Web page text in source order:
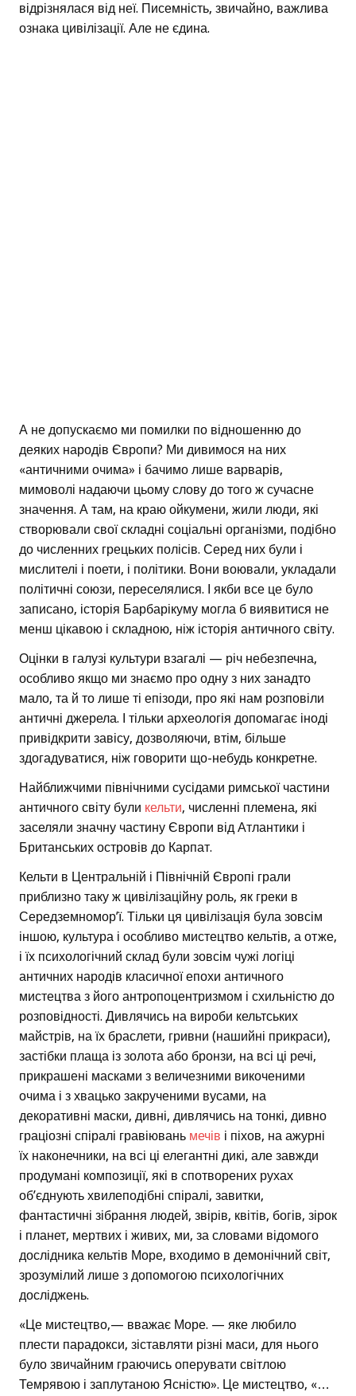
відрізнялася від неї. Писемність, звичайно, важлива
ознака цивілізації. Але не єдина.
А не допускаємо ми помилки по відношенню до
деяких народів Європи? Ми дивимося на них
«античними очима» і бачимо лише варварів,
мимоволі надаючи цьому слову до того ж сучасне
значення. А там, на краю ойкумени, жили люди, які
створювали свої складні соціальні організми, подібно
до численних грецьких полісів. Серед них були і
мислителі і поети, і політики. Вони воювали, укладали
політичні союзи, переселялися. І якби все це було
записано, історія Барбарікуму могла б виявитися не
менш цікавою і складною, ніж історія античного світу.
Оцінки в галузі культури взагалі — річ небезпечна,
особливо якщо ми знаємо про одну з них занадто
мало, та й то лише ті епізоди, про які нам розповіли
античні джерела. І тільки археологія допомагає іноді
привідкрити завісу, дозволяючи, втім, більше
здогадуватися, ніж говорити що-небудь конкретне.
Найближчими північними сусідами римської частини
античного світу були кельти, численні племена, які
заселяли значну частину Європи від Атлантики і
Британських островів до Карпат.
Кельти в Центральній і Північній Європі грали
приблизно таку ж цивілізаційну роль, як греки в
Середземномор’ї. Тільки ця цивілізація була зовсім
іншою, культура і особливо мистецтво кельтів, а отже,
і їх психологічний склад були зовсім чужі логіці
античних народів класичної епохи античного
мистецтва з його антропоцентризмом і схильністю до
розповідності. Дивлячись на вироби кельтських
майстрів, на їх браслети, гривни (нашийні прикраси),
застібки плаща із золота або бронзи, на всі ці речі,
прикрашені масками з величезними викоченими
очима і з хвацько закрученими вусами, на
декоративні маски, дивні, дивлячись на тонкі, дивно
граціозні спіралі гравіювань мечів і піхов, на ажурні
їх наконечники, на всі ці елегантні дикі, але завжди
продумані композиції, які в спотворених рухах
об’єднують хвилеподібні спіралі, завитки,
фантастичні зібрання людей, звірів, квітів, богів, зірок
і планет, мертвих і живих, ми, за словами відомого
дослідника кельтів Море, входимо в демонічний світ,
зрозумілий лише з допомогою психологічних
досліджень.
«Це мистецтво,— вважає Море. — яке любило
плести парадокси, зіставляти різні маси, для нього
було звичайним граючись оперувати світлою
Темрявою і заплутаною Ясністю». Це мистецтво, «…